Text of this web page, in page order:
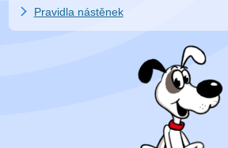
Pravidla nástěnek